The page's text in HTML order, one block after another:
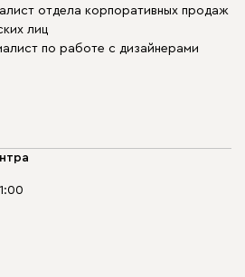
отдела корпоративных продаж
лиц
по работе с дизайнерами